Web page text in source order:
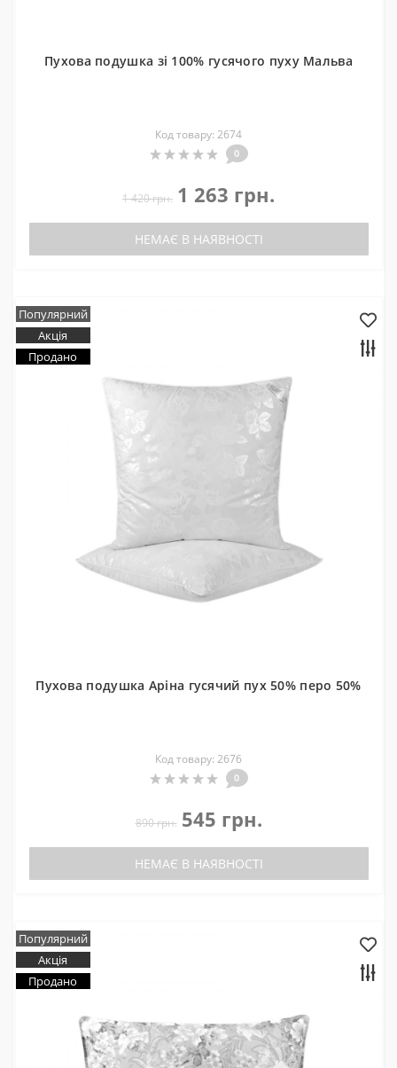
Пухова подушка зі 100% гусячого пуху Мальва
Код товару: 2674
0
1 420 грн. 1 263 грн.
НЕМАЄ В НАЯВНОСТІ
Популярний
Акція
Продано
Пухова подушка Аріна гусячий пух 50% перо 50%
Код товару: 2676
0
890 грн. 545 грн.
НЕМАЄ В НАЯВНОСТІ
Популярний
Акція
Продано